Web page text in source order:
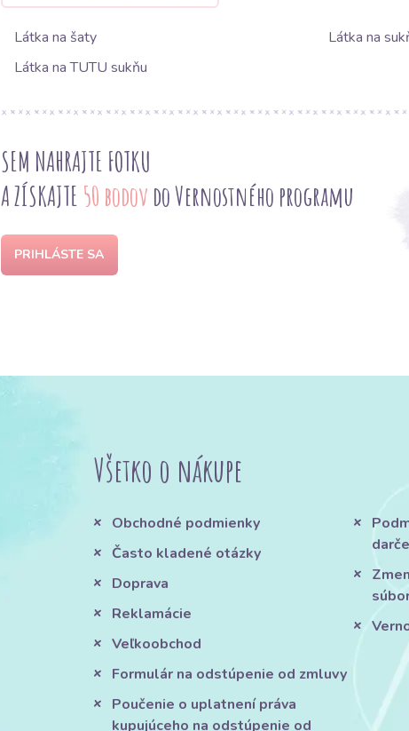
Látka na šaty
Látka na
Látka na TUTU sukňu
SEM NAHRAJTE FOTKU
A ZÍSKAJTE 50 bodov do Vernostného programu
PRIHLÁSTE SA
Všetko o nákupe
Obchodné podmienky
Často kladené otázky
Doprava
Reklamácie
Veľkoobchod
Formulár na odstúpenie od zmluvy
Poučenie o uplatnení práva
kupujúceho na odstúpenie od